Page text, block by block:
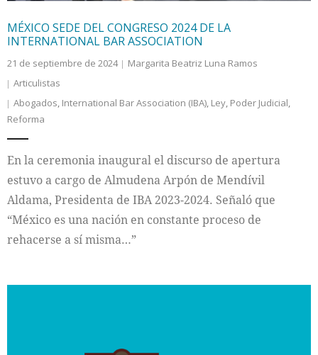
MÉXICO SEDE DEL CONGRESO 2024 DE LA
INTERNATIONAL BAR ASSOCIATION
21 de septiembre de 2024
Margarita Beatriz Luna Ramos
Articulistas
Abogados, International Bar Association (IBA), Ley, Poder Judicial,
Reforma
En la ceremonia inaugural el discurso de apertura
estuvo a cargo de Almudena Arpón de Mendívil
Aldama, Presidenta de IBA 2023-2024. Señaló que
“México es una nación en constante proceso de
rehacerse a sí misma…”